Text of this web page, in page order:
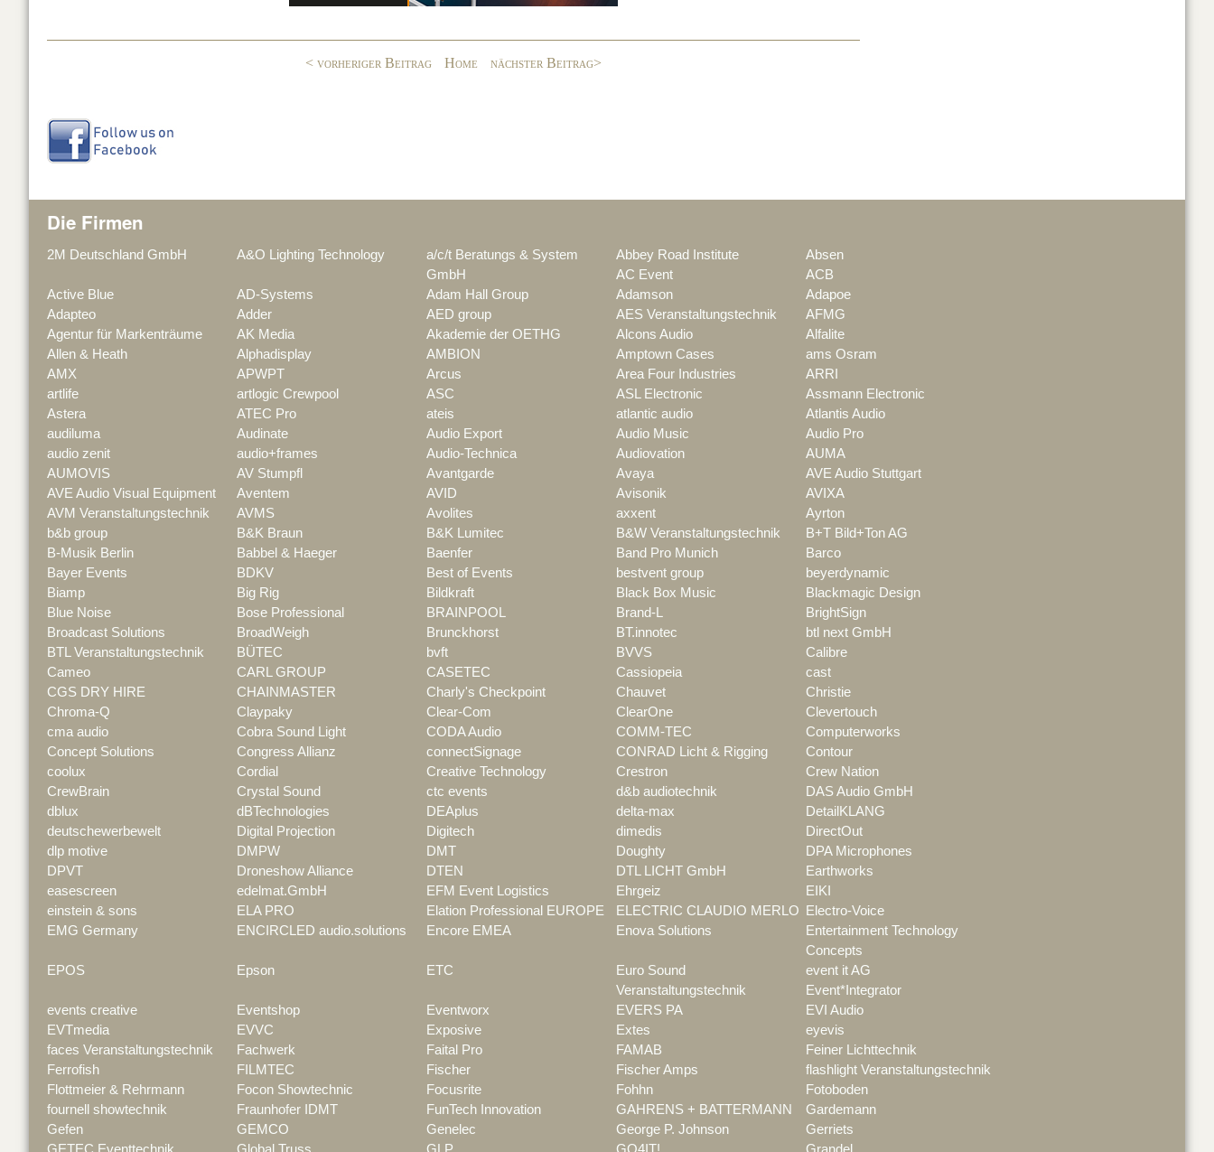
o
< vorheriger Beitrag Home nächster Beitrag>
Die Firmen
2M Deutschland GmbH A&O Lighting Technology
a/c/t Beratungs & System
GmbH
Abbey Road Institute
Absen
AC Event
ACB
Active Blue
AD-Systems Adam Hall Group Adamson
Adapoe
Adapteo
Adder AED group AES Veranstaltungstechnik
AFMG
Agentur für Markenträume
AK Media Akademie der OETHG Alcons Audio
Alfalite
Allen & Heath
Alphadisplay AMBION Amptown Cases
ams Osram
AMX
APWPT Arcus Area Four Industries
ARRI
artlife
artlogic Crewpool ASC ASL Electronic
Assmann Electronic
Astera
ATEC Pro ateis atlantic audio
Atlantis Audio
audiluma
Audinate Audio Export Audio Music
Audio Pro
audio zenit
audio+frames Audio-Technica Audiovation
AUMA
AUMOVIS
AV Stumpfl Avantgarde Avaya
AVE Audio Stuttgart
AVE Audio Visual Equipment
Aventem AVID Avisonik
AVIXA
AVM Veranstaltungstechnik
AVMS Avolites axxent
Ayrton
b&b group
B&K Braun B&K Lumitec B&W Veranstaltungstechnik
B+T Bild+Ton AG
B-Musik Berlin
Babbel & Haeger Baenfer Band Pro Munich
Barco
Bayer Events
BDKV Best of Events bestvent group
beyerdynamic
Biamp
Big Rig Bildkraft Black Box Music
Blackmagic Design
Blue Noise
Bose Professional BRAINPOOL Brand-L
BrightSign
Broadcast Solutions
BroadWeigh Brunckhorst BT.innotec
btl next GmbH
BTL Veranstaltungstechnik
BÜTEC bvft BVVS
Calibre
Cameo
CARL GROUP CASETEC Cassiopeia
cast
CGS DRY HIRE
CHAINMASTER Charly's Checkpoint Chauvet
Christie
Chroma-Q
Claypaky Clear-Com ClearOne
Clevertouch
cma audio
Cobra Sound Light CODA Audio COMM-TEC
Computerworks
Concept Solutions
Congress Allianz connectSignage CONRAD Licht & Rigging
Contour
coolux
Cordial Creative Technology Crestron
Crew Nation
CrewBrain
Crystal Sound ctc events d&b audiotechnik
DAS Audio GmbH
dblux
dBTechnologies DEAplus delta-max
DetailKLANG
deutschewerbewelt
Digital Projection Digitech dimedis
DirectOut
dlp motive
DMPW DMT Doughty
DPA Microphones
DPVT
Droneshow Alliance DTEN DTL LICHT GmbH
Earthworks
easescreen
edelmat.GmbH EFM Event Logistics Ehrgeiz
EIKI
einstein & sons
ELA PRO Elation Professional EUROPE ELECTRIC CLAUDIO MERLO
Electro-Voice
EMG Germany
ENCIRCLED audio.solutions Encore EMEA Enova Solutions
Entertainment Technology
Concepts
EPOS
Epson ETC
Euro Sound
Veranstaltungstechnik
event it AG
Event*Integrator
events creative
Eventshop Eventworx EVERS PA
EVI Audio
EVTmedia
EVVC Exposive Extes
eyevis
faces Veranstaltungstechnik
Fachwerk Faital Pro FAMAB
Feiner Lichttechnik
Ferrofish
FILMTEC Fischer Fischer Amps
flashlight Veranstaltungstechnik
Flottmeier & Rehrmann
Focon Showtechnic Focusrite Fohhn
Fotoboden
fournell showtechnik
Fraunhofer IDMT FunTech Innovation GAHRENS + BATTERMANN
Gardemann
Gefen
GEMCO Genelec George P. Johnson
Gerriets